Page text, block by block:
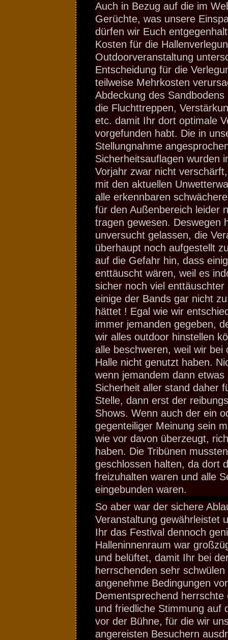
Auch in Bezug auf die im
Gerüchte, was unsere
dürfen wir Euch
Kosten für die
Outdoorveranstaltung
Entscheidung für die
teilweise Mehrkosten
Abdeckung des
die Fluchttreppen,
etc. damit Ihr dort optimale
vorgefunden habt. Die in
Stellungnahme
Sicherheitsauflagen wurden
Vorjahr zwar nicht
mit den aktuellen
alle erkennbaren
für den Außenbereich leider
tragen gewesen. Deswegen
unversucht gelassen, die
überhaupt noch aufgestellt
auf die Gefahr hin, dass
enttäuscht wären, weil es
sicher noch viel
einige der Bands gar nicht
hättet ! Egal wie wir
immer jemanden gegeben,
wir alles outdoor hinstellen
alle beschweren, weil wir bei
Halle nicht genutzt haben.
wenn jemandem dann
Sicherheit aller stand daher
Stelle, dann erst der
Shows. Wenn auch der ein
gegenteiliger Meinung sein
wie vor davon überzeugt,
haben. Die Tribünen
geschlossen halten, da dort
freizuhalten waren und alle
eingebunden waren.
So aber war der sichere
Veranstaltung gewährleistet
Ihr das Festival dennoch
Halleninnenraum war
und belüftet, damit Ihr bei
herrschenden sehr
angenehme Bedingungen
Dementsprechend herrschte
und friedliche Stimmung auf
vor der Bühne, für die wir
angereisten Besuchern